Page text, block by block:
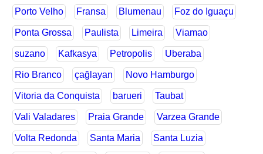
Porto Velho Fransa Blumenau Foz do Iguaçu
Ponta Grossa Paulista Limeira Viamao
suzano Kafkasya Petropolis Uberaba
Rio Branco çağlayan Novo Hamburgo
Vitoria da Conquista barueri Taubat
Vali Valadares Praia Grande Varzea Grande
Volta Redonda Santa Maria Santa Luzia